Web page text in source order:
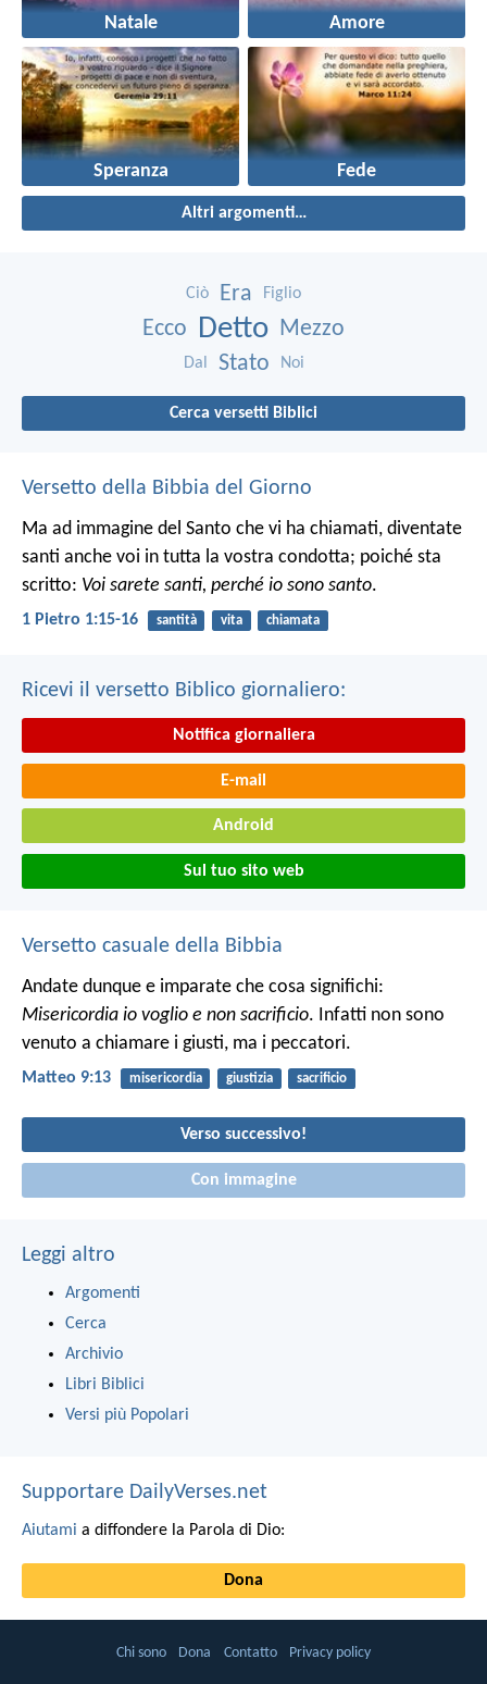
Natale Amore
Speranza Fede
Altri argomenti…
Ciò Era Figlio
Ecco Detto Mezzo
Dal Stato Noi
Cerca versetti Biblici
Versetto della Bibbia del Giorno
Ma ad immagine del Santo che vi ha chiamati, diventate
santi anche voi in tutta la vostra condotta; poiché sta
scritto: Voi sarete santi, perché io sono santo.
1 Pietro 1:15-16 santità vita chiamata
Ricevi il versetto Biblico giornaliero:
Notifica giornaliera
E-mail
Android
Sul tuo sito web
Versetto casuale della Bibbia
Andate dunque e imparate che cosa significhi:
Misericordia io voglio e non sacrificio. Infatti non sono
venuto a chiamare i giusti, ma i peccatori.
Matteo 9:13 misericordia giustizia sacrificio
Verso successivo!
Con immagine
Leggi altro
Argomenti
Cerca
Archivio
Libri Biblici
Versi più Popolari
Supportare DailyVerses.net
Aiutami a diffondere la Parola di Dio:
Dona
Chi sono Dona Contatto Privacy policy